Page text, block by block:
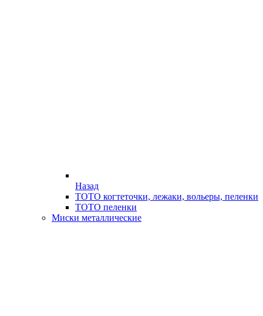
Назад
ТОТО когтеточки, лежаки, вольеры, пеленки
ТОТО пеленки
Миски металлические